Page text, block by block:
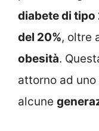
diabete di tipo
del 20%, oltre
obesità.
attorno ad uno
alcune